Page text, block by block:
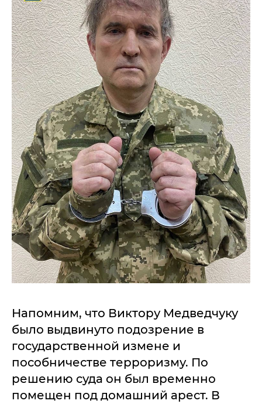
Напомним, что Виктору Медведчуку
было выдвинуто подозрение в
государственной измене и
пособничестве терроризму. По
решению суда он был временно
помещен под домашний арест. В